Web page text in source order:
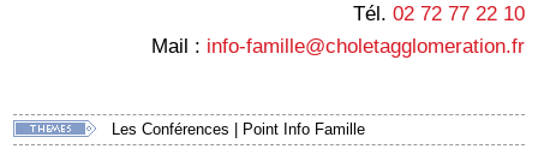
Tél. 02 72 77 22 10
Mail : info-famille@choletagglomeration.fr
Les Conférences
Point Info Famille